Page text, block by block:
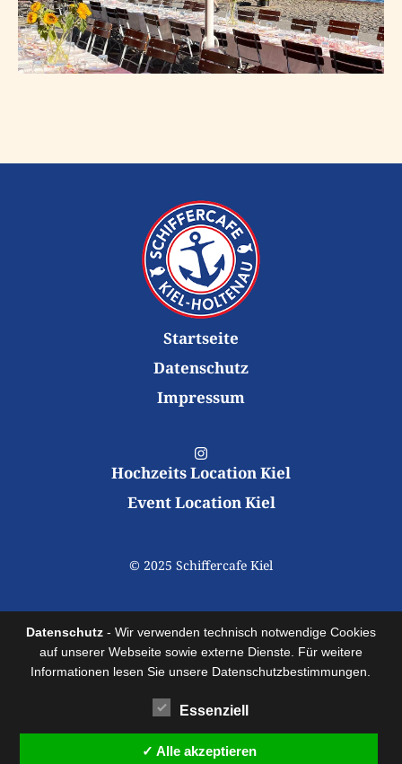
Startseite
Datenschutz
Impressum
Hochzeits Location Kiel
Event Location Kiel
© 2025 Schiffercafe Kiel
Datenschutz- Wir verwenden technisch notwendige Cookies
auf unserer Webseite sowie externe Dienste. Für weitere
Informationen lesen Sie unsere Datenschutzbestimmungen.
Essenziell
✓ Alle akzeptieren